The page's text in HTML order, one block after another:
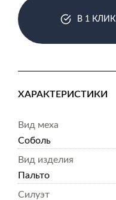
В 1 КЛИК
ХАРАКТЕРИСТИКИ
Вид меха
Соболь
Вид изделия
Пальто
Силуэт